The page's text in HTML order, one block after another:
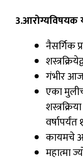
3.आरोग्यविषयक
नैसर्गिक
गंभीर
एका
कायमचे
महात्मा